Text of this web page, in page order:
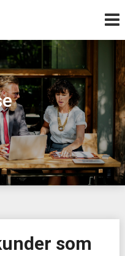
som